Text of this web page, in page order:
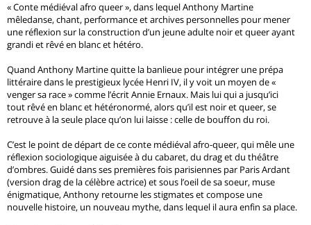
« Conte médiéval afro queer », dans lequel Anthony Martine
mêledanse, chant, performance et archives personnelles pour mener
une réflexion sur la construction d’un jeune adulte noir et queer ayant
grandi et rêvé en blanc et hétéro.
Quand Anthony Martine quitte la banlieue pour intégrer une prépa
littéraire dans le prestigieux lycée Henri IV, il y voit un moyen de «
venger sa race » comme l’écrit Annie Ernaux. Mais lui qui a jusqu’ici
tout rêvé en blanc et hétéronormé, alors qu’il est noir et queer, se
retrouve à la seule place qu’on lui laisse : celle de bouffon du roi.
C’est le point de départ de ce conte médiéval afro-queer, qui mêle une
réflexion sociologique aiguisée à du cabaret, du drag et du théâtre
d’ombres. Guidé dans ses premières fois parisiennes par Paris Ardant
(version drag de la célèbre actrice) et sous l’oeil de sa soeur, muse
énigmatique, Anthony retourne les stigmates et compose une
nouvelle histoire, un nouveau mythe, dans lequel il aura enfin sa place.